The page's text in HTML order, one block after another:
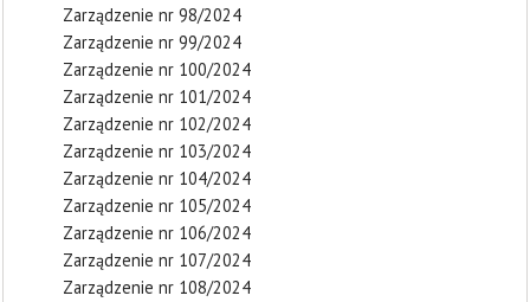
Zarządzenie nr 98/2024
Zarządzenie nr 99/2024
Zarządzenie nr 100/2024
Zarządzenie nr 101/2024
Zarządzenie nr 102/2024
Zarządzenie nr 103/2024
Zarządzenie nr 104/2024
Zarządzenie nr 105/2024
Zarządzenie nr 106/2024
Zarządzenie nr 107/2024
Zarządzenie nr 108/2024